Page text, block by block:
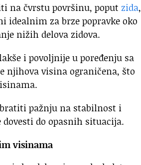
na čvrstu površinu, poput zida,
idealnim za brze popravke oko
nižih delova zidova.
i povoljnije u poređenju sa
njihova visina ograničena, što
pažnju na stabilnost i
do opasnih situacija.
visinama